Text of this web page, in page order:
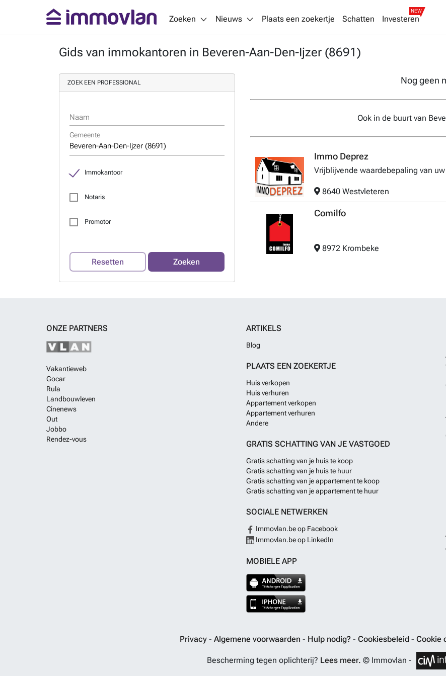
Zoeken Nieuws Plaats een zoekertje Schatten Investeren
NEW
Gids van immokantoren in Beveren-Aan-Den-Ijzer (8691)
ZOEK EEN PROFESSIONAL
Naam
Gemeente
Immokantoor
Notaris
Promotor
Resetten Zoeken
Nog geen
Ook in de buurt van
Immo Deprez
Vrijblijvende waardebepaling van
8640 Westvleteren
Comilfo
8972 Krombeke
ONZE PARTNERS
Vakantieweb
Gocar
Rula
Landbouwleven
Cinenews
Out
Jobbo
Rendez-vous
ARTIKELS
Blog
PLAATS EEN ZOEKERTJE
Huis verkopen
Huis verhuren
Appartement verkopen
Appartement verhuren
Andere
GRATIS SCHATTING VAN JE VASTGOED
Gratis schatting van je huis te koop
Gratis schatting van je huis te huur
Gratis schatting van je appartement te koop
Gratis schatting van je appartement te huur
SOCIALE NETWERKEN
Immovlan.be op Facebook
Immovlan.be op LinkedIn
MOBIELE APP
Privacy - Algemene voorwaarden - Hulp nodig? - Cookiesbeleid - Cookie
Bescherming tegen oplichterij? Lees meer. © Immovlan -